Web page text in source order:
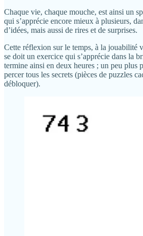
Chaque vie, chaque mouche, est ainsi un
qui s’apprécie encore mieux à plusieurs,
d’idées, mais aussi de rires et de surprises.
Cette réflexion sur le temps, à la jouabilité
se doit un exercice qui s’apprécie dans la
termine ainsi en deux heures ; un peu plus
percer tous les secrets (pièces de puzzles
débloquer).